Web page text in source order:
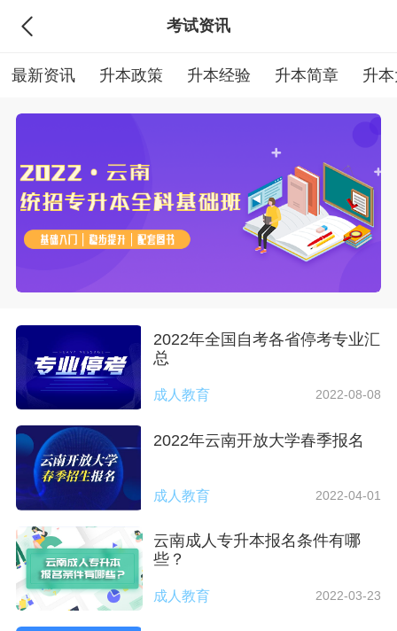
考试资讯
最新资讯 升本政策 升本经验 升本简章 升
2022年全国自考各省停考专业汇
总
成人教育 2022-08-08
2022年云南开放大学春季报名
成人教育 2022-04-01
云南成人专升本报名条件有哪
些？
成人教育 2022-03-23